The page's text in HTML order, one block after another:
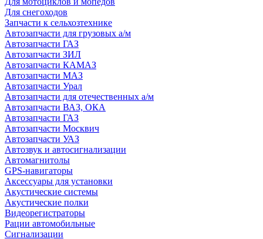
Для снегоходов
Запчасти к сельхозтехнике
Автозапчасти для грузовых а/м
Автозапчасти ГАЗ
Автозапчасти ЗИЛ
Автозапчасти КАМАЗ
Автозапчасти МАЗ
Автозапчасти Урал
Автозапчасти для отечественных а/м
Автозапчасти ВАЗ, ОКА
Автозапчасти ГАЗ
Автозапчасти Москвич
Автозапчасти УАЗ
Автозвук и автосигнализации
Автомагнитолы
GPS-навигаторы
Аксессуары для установки
Акустические системы
Акустические полки
Видеорегистраторы
Рации автомобильные
Сигнализации